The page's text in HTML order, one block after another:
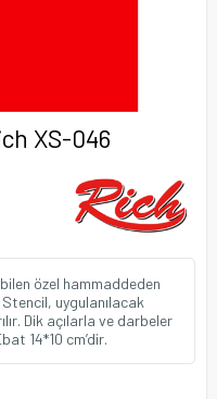
XS-046
özel hammaddeden
uygulanılacak
Dik açılarla ve darbeler
14*10 cm’dir.